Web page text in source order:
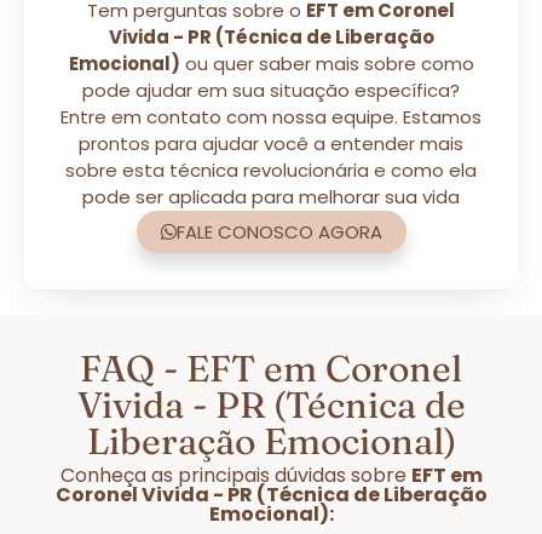
Tem perguntas sobre o EFT em Coronel
Vivida - PR (Técnica de Liberação
Emocional) ou quer saber mais sobre como
pode ajudar em sua situação específica?
Entre em contato com nossa equipe. Estamos
prontos para ajudar você a entender mais
sobre esta técnica revolucionária e como ela
pode ser aplicada para melhorar sua vida
FALE CONOSCO AGORA
FAQ - EFT em Coronel
Vivida - PR (Técnica de
Liberação Emocional)
Conheça as principais dúvidas sobre EFT em
Coronel Vivida - PR (Técnica de Liberação
Emocional):